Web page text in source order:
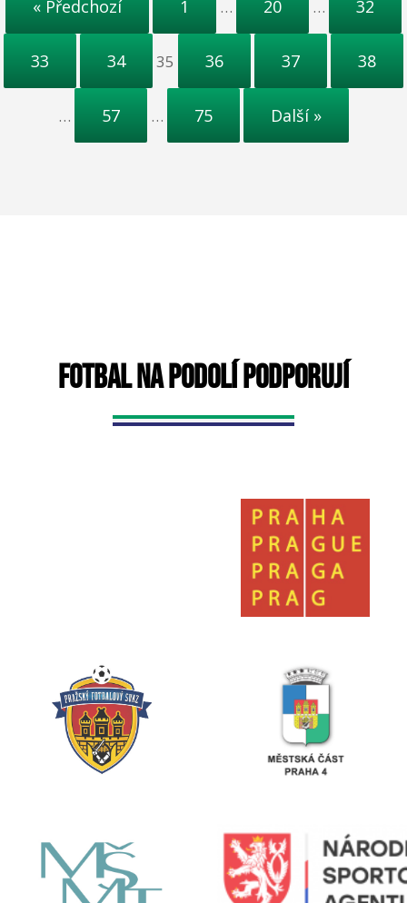
« Předchozí 1 … 20 … 32
33 34 35 36 37 38
… 57 … 75 Další »
FOTBAL NA PODOLÍ PODPORUJÍ